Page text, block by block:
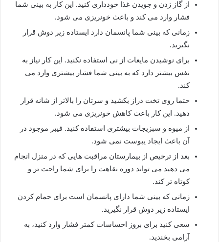
از گاز زدن و جویدن غذا خودداری کنید. این کار به بینی شما
فشار وارد می کند و باعث خونریزی می شود.
زمانی که بینی شما پانسمان دارد ایستاده زیر دوش قرار
نگیرید.
برای نوشیدن مایعات از نی استفاده نکنید. این کار نیاز به
نفس بیشتر دارد که به بینی شما فشار بیشتری وارد می
کند.
حتما روی تخت دراز بکشید و سرتان را بالاتر از شانه قرار
دهید. این کار باعث کاهش خونریزی می شود.
از میوه و سبزیجات بیشتری استفاده کنید. فیبر موجود در
آن باعث ایجاد یبوست نمی شود.
بعد از ترخیص از بیمارستان مراقبت هایی که در منزل انجام
می دهید می تواند دوره نقاهت را برای شما راحت تر و
کوتاه تر کند.
زمانی که بینی شما دارای پانسمان است برای حمام کردن
ایستاده زیر دوش قرار نگیرید.
سعی کنید برای بروز احساسات کمتر فشار وارد کنید، به
آرامی بخندید.